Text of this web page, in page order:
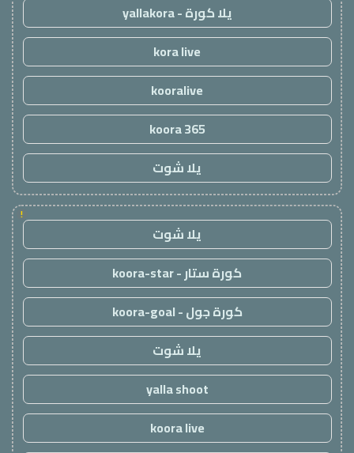
يلا كورة - yallakora
kora live
kooralive
koora 365
يلا شوت
!
يلا شوت
كورة ستار - koora-star
كورة جول - koora-goal
يلا شوت
yalla shoot
koora live